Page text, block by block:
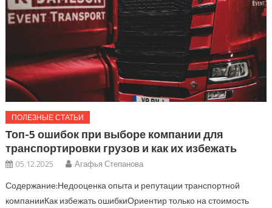
ПОЛЕЗНЫЕ СТАТЬИ
Топ-5 ошибок при выборе компании для
транспортировки грузов и как их избежать
05.12.2025 Агафья Степанова
Содержание:Недооценка опыта и репутации транспортной
компанииКак избежать ошибкиОриентир только на стоимость